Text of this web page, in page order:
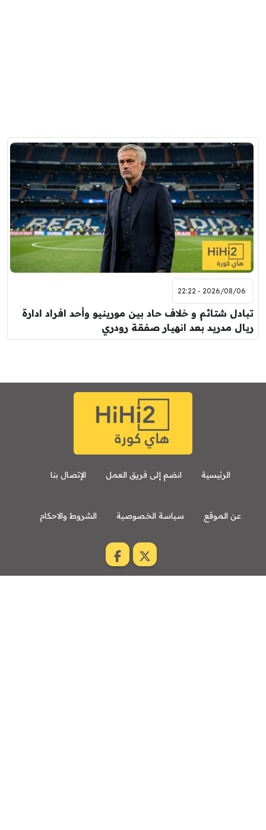
2026/08/06 - 22:22
تبادل شتائم و خلاف حاد بين مورينيو وأحد افراد ادارة
ريال مدريد بعد انهيار صفقة رودري
الرئيسية انضم إلى فريق العمل الإتصال بنا
عن الموقع سياسة الخصوصية الشروط والاحكام